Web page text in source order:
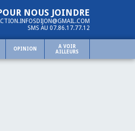
NOUS JOINDRE
SMS AU 07.86.17.77.12
OPINION
A VOIR
AILLEURS